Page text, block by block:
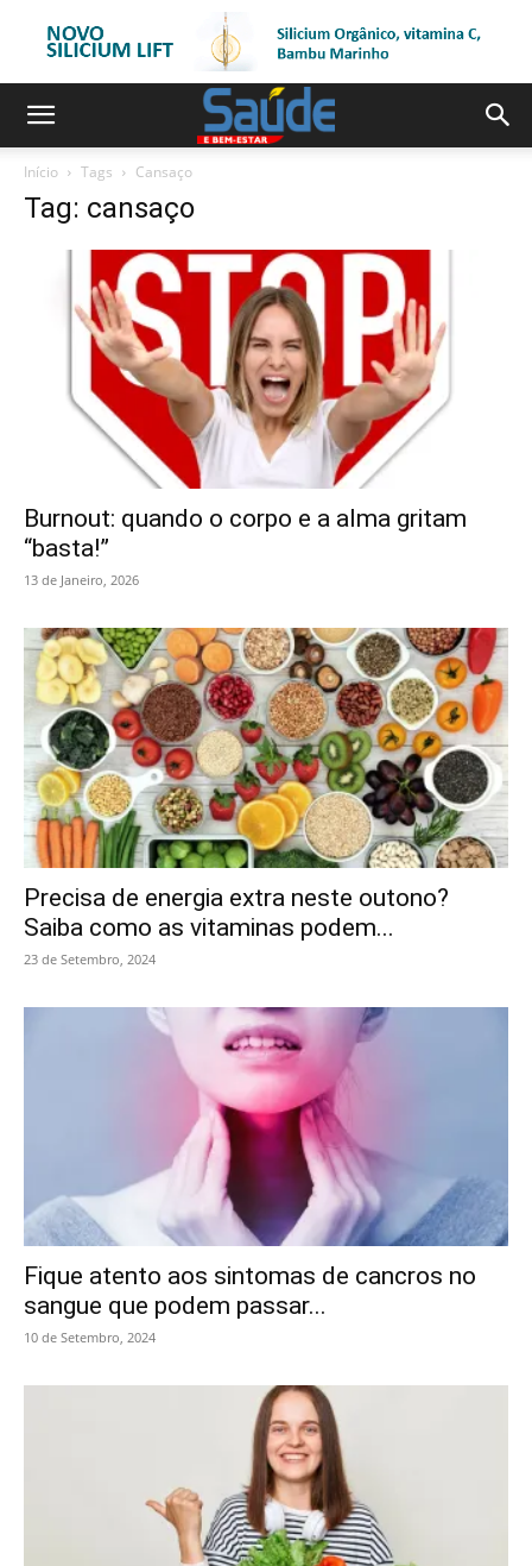
Início Tags Cansaço
Tag: cansaço
Burnout: quando o corpo e a alma gritam
“basta!”
13 de Janeiro, 2026
Precisa de energia extra neste outono?
Saiba como as vitaminas podem...
23 de Setembro, 2024
Fique atento aos sintomas de cancros no
sangue que podem passar...
10 de Setembro, 2024